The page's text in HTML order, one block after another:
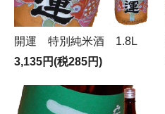
開運 特別純米酒 1.8L
3,135円(税285円)